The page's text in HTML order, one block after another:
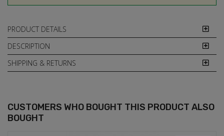
PRODUCT DETAILS
DESCRIPTION
SHIPPING & RETURNS
CUSTOMERS WHO BOUGHT THIS PRODUCT ALSO
BOUGHT